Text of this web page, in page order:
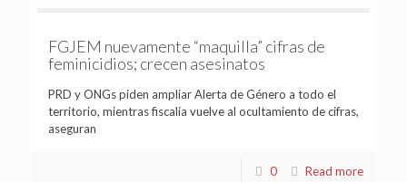
FGJEM nuevamente “maquilla” cifras de
feminicidios; crecen asesinatos
PRD y ONGs piden ampliar Alerta de Género a todo el
territorio, mientras fiscalía vuelve al ocultamiento de cifras,
aseguran
0 Read more